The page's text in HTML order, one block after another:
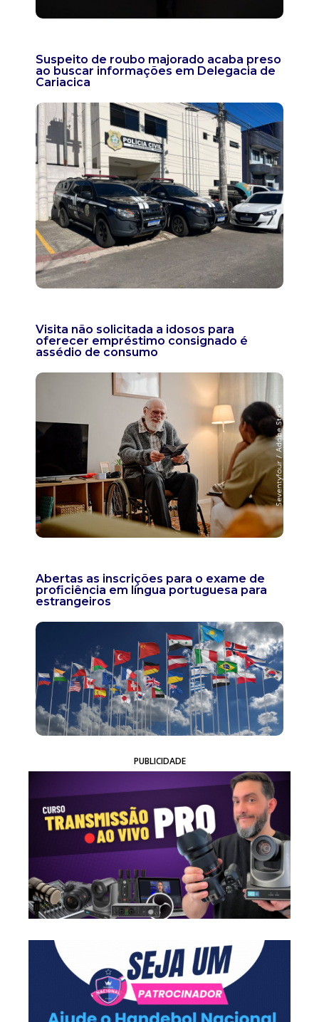
Suspeito de roubo majorado acaba preso
ao buscar informações em Delegacia de
Cariacica
Visita não solicitada a idosos para
oferecer empréstimo consignado é
assédio de consumo
Abertas as inscrições para o exame de
proficiência em língua portuguesa para
estrangeiros
PUBLICIDADE